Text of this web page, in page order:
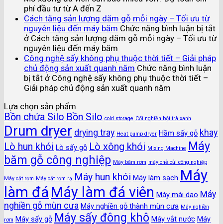
phí đầu tư từ A đến Z
Cách tăng sản lượng dăm gỗ mỗi ngày – Tối ưu từ
nguyên liệu đến máy băm Chức năng bình luận bị tắt
ở Cách tăng sản lượng dăm gỗ mỗi ngày – Tối ưu từ
nguyên liệu đến máy băm
Công nghệ sấy không phụ thuộc thời tiết – Giải pháp
chủ động sản xuất quanh năm Chức năng bình luận
bị tắt ở Công nghệ sấy không phụ thuộc thời tiết –
Giải pháp chủ động sản xuất quanh năm
Lựa chọn sản phẩm
Bồn chứa Silo Bồn Silo cold storage Cối nghiền bột trà xanh
Drum dryer drying tray Heat pump dryer Hầm sấy gỗ khay
Lò hun khói Lò sấy gỗ Lò xông khói Mixing Machine Máy
băm gỗ công nghiệp Máy băm rơm máy chẻ củi công nghiệp
Máy cắt rơm Máy cắt rơm rạ Máy hun khói Máy làm sạch Máy
làm đá Máy làm đá viên Máy mài dao Máy
nghiền gỗ mùn cưa Máy nghiền gỗ thành mùn cưa Máy nghiền
rơm Máy sấy gỗ Máy sấy đông khô Máy vắt nước Máy